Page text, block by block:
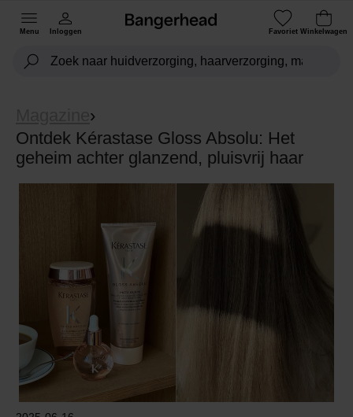
Menu Inloggen Favoriet Winkelwagen
›
Ontdek Kérastase Gloss Absolu: Het
geheim achter glanzend, pluisvrij haar